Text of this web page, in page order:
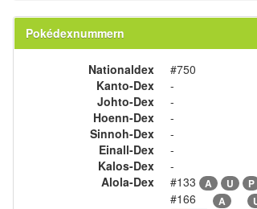
Pokédexnummern
Nationaldex
#750
Kanto-Dex
-
Johto-Dex
-
Hoenn-Dex
-
Sinnoh-Dex
-
Einall-Dex
-
Kalos-Dex
-
Alola-Dex
#133 A U P
#166 A